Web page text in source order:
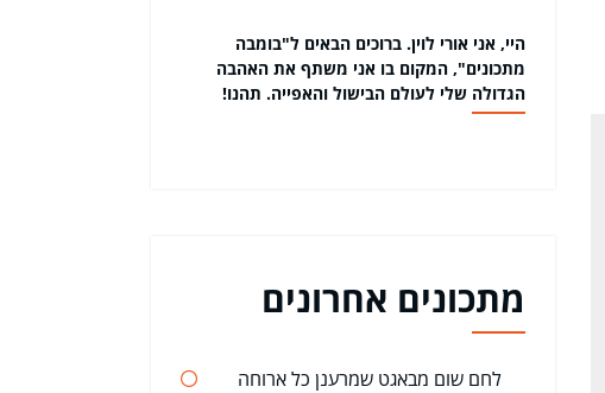
היי, אני אורי לוין. ברוכים הבאים ל"בומבה
מתכונים", המקום בו אני משתף את האהבה
הגדולה שלי לעולם הבישול והאפייה. תהנו!
מתכונים אחרונים
לחם שום מבאגט שמרענן כל ארוחה